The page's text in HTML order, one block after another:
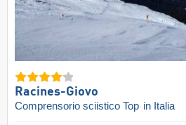
Racines-Giovo
Comprensorio sciistico Top in Italia